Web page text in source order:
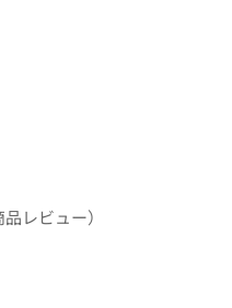
品レビュー）